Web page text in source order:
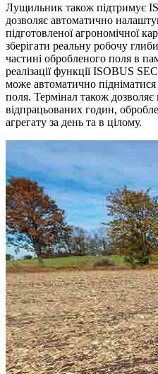
Лущильник також підтримує
дозволяє автоматично
підготовленої агрономічної
зберігати реальну робочу
частині обробленого поля в
реалізації функції ISOBUS
може автоматично підніматися
поля. Термінал також дозволяє
відпрацьованих годин,
агрегату за день та в цілому.